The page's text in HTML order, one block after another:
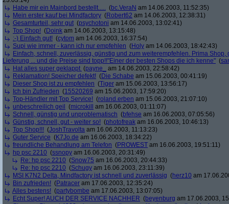
Habe mir ein Mainbord bestellt..... (bc.VeraN am 14.06.2003, 11:52:35)
Mein erster kauf bei Mindfactory (Robert62 am 14.06.2003, 12:38:31)
Gesamturteil, sehr gut (psychotoni am 14.06.2003, 13:02:41)
Top Shop! (Doink am 14.06.2003, 13:15:48)
:-) Einfach gut! (cytom am 14.06.2003, 16:37:54)
Supi wie immer - kann ich nur empfehlen (Holy am 14.06.2003, 18:42:43)
Einfach, schnell, zuverlässig, günstig und zum weiterempfehlen. Prima
Lieferung ... und die Preise sind topp!!"Einer der besten Shops die ich kenne" (
Hat alles super geklappt (payne_
am 14.06.2003, 22:58:42)
Reklamation! Speicher defekt! (Die Schabe am 15.06.2003, 00:41:19)
Dieser Shop ist zu empfehlen (Tiger am 15.06.2003, 13:56:17)
Ich bin Zufrieden (15520269 am 15.06.2003, 17:59:20)
Top-Händler mit Top Service! (roland.erben am 15.06.2003, 21:07:10)
unbeschreilich geil
(microkill
am 16.06.2003, 01:11:07)
Schnell, günstig und unproblematisch (bfehse am 16.06.2003, 07:05:56)
Günstig, schnell, gut - weiter so! (photofreak am 16.06.2003, 10:46:13)
Top Shop!!! (JoshTravolta am 16.06.2003, 11:13:23)
Guter Service (K7Jo.de am 16.06.2003, 18:34:22)
freundliche Behandlung am Telefon (PROWEST am 16.06.2003, 19:51:11)
hp psc 2210 (ssnopy am 16.06.2003, 20:31:49)
Re: hp psc 2210 (Snow75 am 16.06.2003, 20:44:33)
Re: hp psc 2210 (Schugy am 16.06.2003, 23:11:39)
MSI K7N2 Delta, Mindfactory ist schnell und zuverlässig (herz10 am
Bin zufrieden! (Patracer am 17.06.2003, 12:35:24)
Alles bestens! (partybombe am 17.06.2003, 13:07:05)
Echt Super! AUCH DER SERVICE NACHHER (beyenburg am 17.06.2003,